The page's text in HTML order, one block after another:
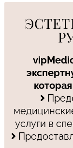
услуги в